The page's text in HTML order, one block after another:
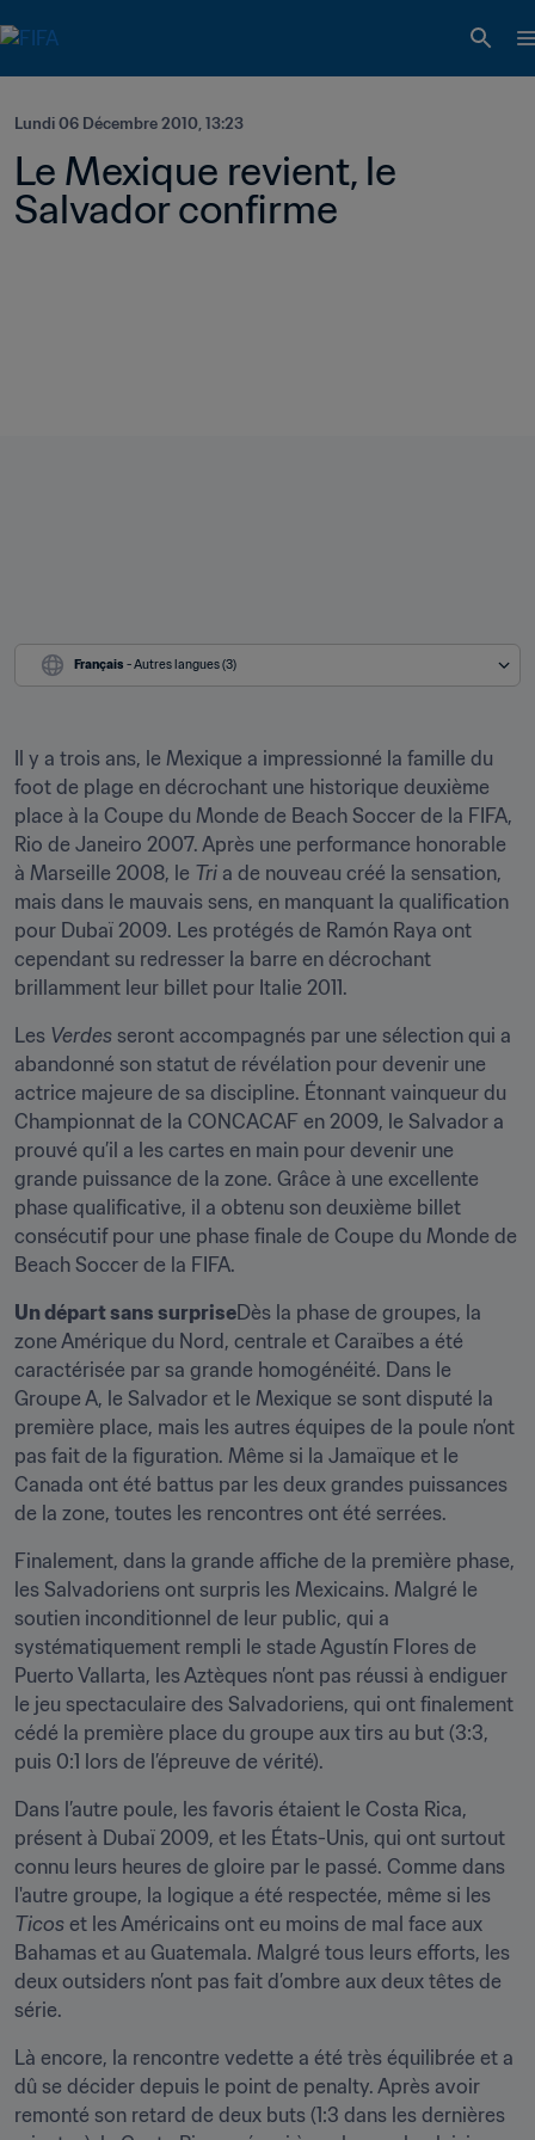
Lundi 06 Décembre 2010, 13:23
Le Mexique revient, le
Salvador confirme
Français - Autres langues (3)
Il y a trois ans, le Mexique a impressionné la famille du
foot de plage en décrochant une historique deuxième
place à la Coupe du Monde de Beach Soccer de la FIFA,
Rio de Janeiro 2007. Après une performance honorable
à Marseille 2008, le Tri a de nouveau créé la sensation,
mais dans le mauvais sens, en manquant la qualification
pour Dubaï 2009. Les protégés de Ramón Raya ont
cependant su redresser la barre en décrochant
brillamment leur billet pour Italie 2011.
Les Verdes seront accompagnés par une sélection qui a
abandonné son statut de révélation pour devenir une
actrice majeure de sa discipline. Étonnant vainqueur du
Championnat de la CONCACAF en 2009, le Salvador a
prouvé qu’il a les cartes en main pour devenir une
grande puissance de la zone. Grâce à une excellente
phase qualificative, il a obtenu son deuxième billet
consécutif pour une phase finale de Coupe du Monde de
Beach Soccer de la FIFA.
Un départ sans surpriseDès la phase de groupes, la
zone Amérique du Nord, centrale et Caraïbes a été
caractérisée par sa grande homogénéité. Dans le
Groupe A, le Salvador et le Mexique se sont disputé la
première place, mais les autres équipes de la poule n’ont
pas fait de la figuration. Même si la Jamaïque et le
Canada ont été battus par les deux grandes puissances
de la zone, toutes les rencontres ont été serrées.
Finalement, dans la grande affiche de la première phase,
les Salvadoriens ont surpris les Mexicains. Malgré le
soutien inconditionnel de leur public, qui a
systématiquement rempli le stade Agustín Flores de
Puerto Vallarta, les Aztèques n’ont pas réussi à endiguer
le jeu spectaculaire des Salvadoriens, qui ont finalement
cédé la première place du groupe aux tirs au but (3:3,
puis 0:1 lors de l’épreuve de vérité).
Dans l’autre poule, les favoris étaient le Costa Rica,
présent à Dubaï 2009, et les États-Unis, qui ont surtout
connu leurs heures de gloire par le passé. Comme dans
Ticos et les Américains ont eu moins de mal face aux
Bahamas et au Guatemala. Malgré tous leurs efforts, les
deux outsiders n’ont pas fait d’ombre aux deux têtes de
série.
Là encore, la rencontre vedette a été très équilibrée et a
dû se décider depuis le point de penalty. Après avoir
remonté son retard de deux buts (1:3 dans les dernières